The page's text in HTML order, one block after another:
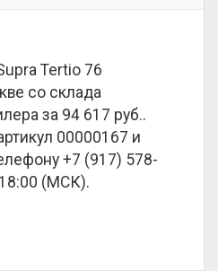
Tertio 76
со склада
за 94 617 руб..
00000167 и
+7 (917) 578-
(МСК).